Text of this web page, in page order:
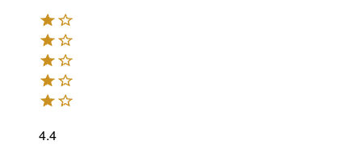
4.4